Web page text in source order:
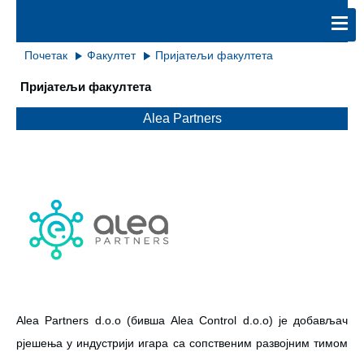
Почетак Факултет Пријатељи факултета
Пријатељи факултета
Alea Partners
Alea Partners d.o.o (бивша Alea Control d.o.o) је добављач
рјешења у индустрији игара са сопственим развојним тимом